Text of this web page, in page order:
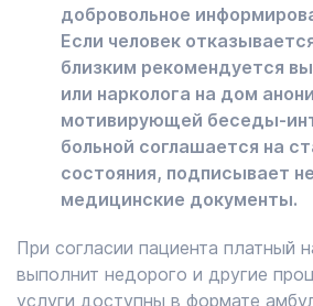
добровольное
Если человек
близким рекомендуется
или нарколога на дом
мотивирующей беседы-
больной соглашается на
состояния, подписывает
медицинские документы.
При согласии пациента платный
выполнит недорого и другие
услуги доступны в формате